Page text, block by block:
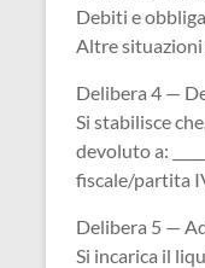
Debiti e
Altre situazioni
Delibera 4 —
Si stabilisce
devoluto a:
fiscale/partita
Delibera 5 —
Si incarica il